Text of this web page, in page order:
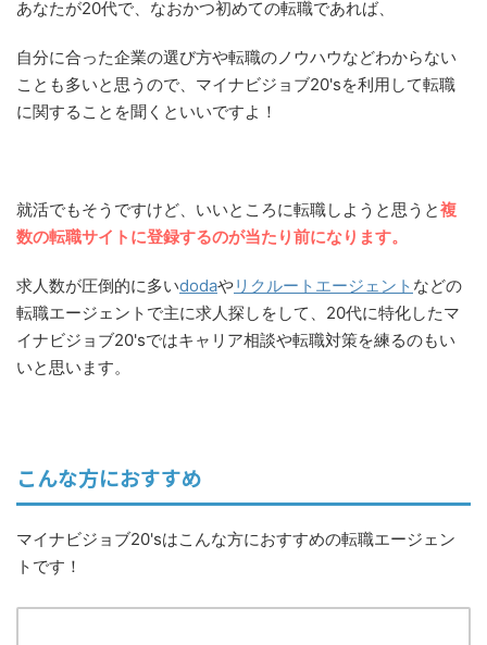
あなたが20代で、なおかつ初めての転職であれば、
自分に合った企業の選び方や転職のノウハウなどわからない
ことも多いと思うので、マイナビジョブ20'sを利用して転職
に関することを聞くといいですよ！
就活でもそうですけど、いいところに転職しようと思うと複
数の転職サイトに登録するのが当たり前になります。
求人数が圧倒的に多いdodaやリクルートエージェント などの
転職エージェントで主に求人探しをして、20代に特化したマ
イナビジョブ20'sではキャリア相談や転職対策を練るのもい
いと思います。
こんな方におすすめ
マイナビジョブ20'sはこんな方におすすめの転職エージェン
トです！